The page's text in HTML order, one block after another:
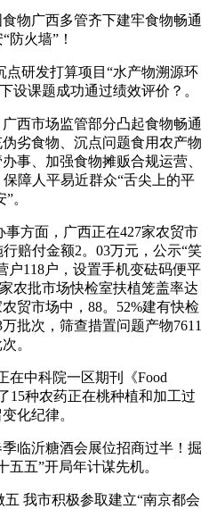
广西多管齐下建牢食物畅通
防火墙”！
研发打算项目“水产物溯源环
设课题成功通过绩效评价？。
西市场监管部分凸起食物畅通
劣食物、沉点问题食用农产物
事、加强食物摊贩合规运营、
障人平易近群众“舌尖上的平
”。
方面，广西正在427家农贸市
赔付金额2。03万元，公示“笑
户118户，设置手机变砝码便平
农批市场快检室扶植笼盖率达
贸市场中，88。52%建有快检
批次，筛查措置问题产物7611
。
中科院一区期刊《Food
15种农药正在桃种植和加工过
化纪律。
临沂糖酒会展位招商过半！掘
五五”开局年计谋先机。
我市积极参取建立“南京都会